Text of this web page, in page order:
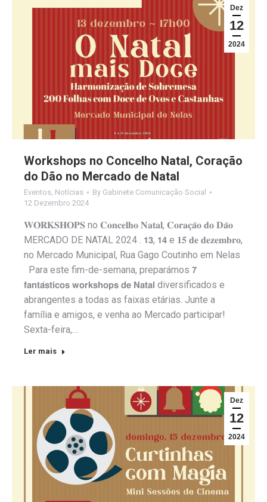
Dez
12
2024
Workshops no Concelho Natal, Coração
do Dão no Mercado de Natal
Eventos, Notícias By Gabinete Comunicação Social
12 Dezembro 2024
𝐖𝐎𝐑𝐊𝐒𝐇𝐎𝐏𝐒 no 𝐂𝐨𝐧𝐜𝐞𝐥𝐡𝐨 𝐍𝐚𝐭𝐚𝐥, 𝐂𝐨𝐫𝐚𝐜̧𝐚̃𝐨 𝐝𝐨 𝐃𝐚̃𝐨
MERCADO DE NATAL 2024 . 𝟭𝟯, 𝟭𝟰 e 𝟏𝟓 𝐝𝐞 𝐝𝐞𝐳𝐞𝐦𝐛𝐫𝐨,
no Mercado Municipal, Rua Gago Coutinho em Nelas
Para este fim-de-semana, preparámos 𝟳
𝗳𝗮𝗻𝘁𝗮́𝘀𝘁𝗶𝗰𝗼𝘀 𝘄𝗼𝗿𝗸𝘀𝗵𝗼𝗽𝘀 𝗱𝗲 𝗡𝗮𝘁𝗮𝗹 diversificados e
abrangentes a todas as faixas etárias. Junte a
família e amigos, e venha ao Mercado participar!
Sexta-feira,…
Ler mais
Dez
12
2024